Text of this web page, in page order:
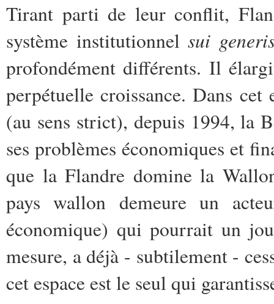
Tirant parti de leur conflit,
système institutionnelsui
profondément différents. Il
perpétuelle croissance. Dans
(au sens strict), depuis 1994, la
ses problèmes économiques et
que la Flandre domine la
pays wallon demeure un
économique) qui pourrait un
mesure, a déjà - subtilement -
cet espace est le seul qui